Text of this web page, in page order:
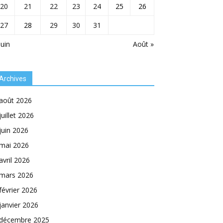
Août »
20 21 22 23 24 25
26
27
28 29 30 31
2026
2026
2026
2026
2026
2026
2026
2026
2025